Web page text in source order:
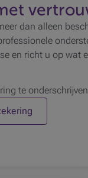
dan alleen
en richt u op wat
te